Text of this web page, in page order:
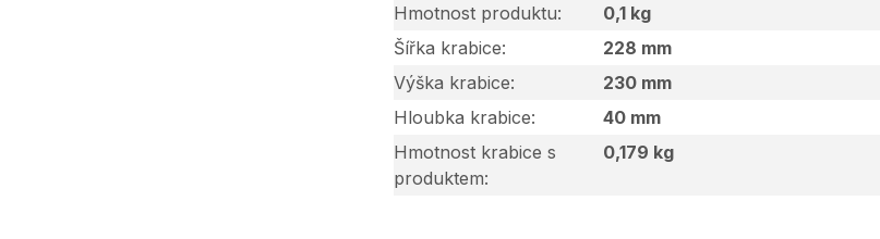
Hmotnost produktu
0,1 kg
Šířka krabice
228 mm
Výška krabice
230 mm
Hloubka krabice
40 mm
Hmotnost krabice s
produktem
0,179 kg